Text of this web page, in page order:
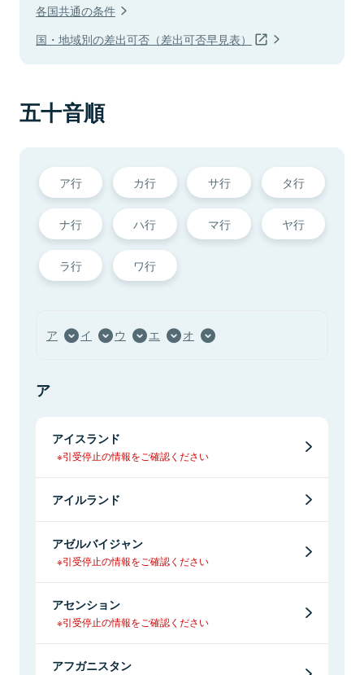
各国共通の条件
国・地域別の差出可否（差出可否早見表）
五十音順
ア行 カ行 サ行 タ行
ナ行 ハ行 マ行 ヤ行
ラ行 ワ行
ア イ ウ エ オ
ア
アイスランド
※引受停止の情報をご確認ください
アイルランド
アゼルバイジャン
※引受停止の情報をご確認ください
アセンション
※引受停止の情報をご確認ください
アフガニスタン